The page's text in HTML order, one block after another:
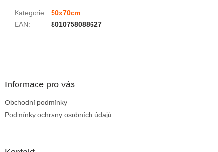
Kategorie:
50x70cm
EAN: 8010758088627
Informace pro vás
Obchodní podmínky
Podmínky ochrany osobních údajů